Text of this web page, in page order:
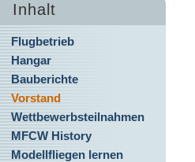
Inhalt
Flugbetrieb
Hangar
Bauberichte
Vorstand
Wettbewerbsteilnahmen
MFCW History
Modellfliegen lernen